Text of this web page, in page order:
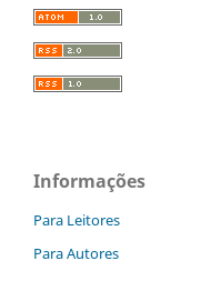
Informações
Para Leitores
Para Autores